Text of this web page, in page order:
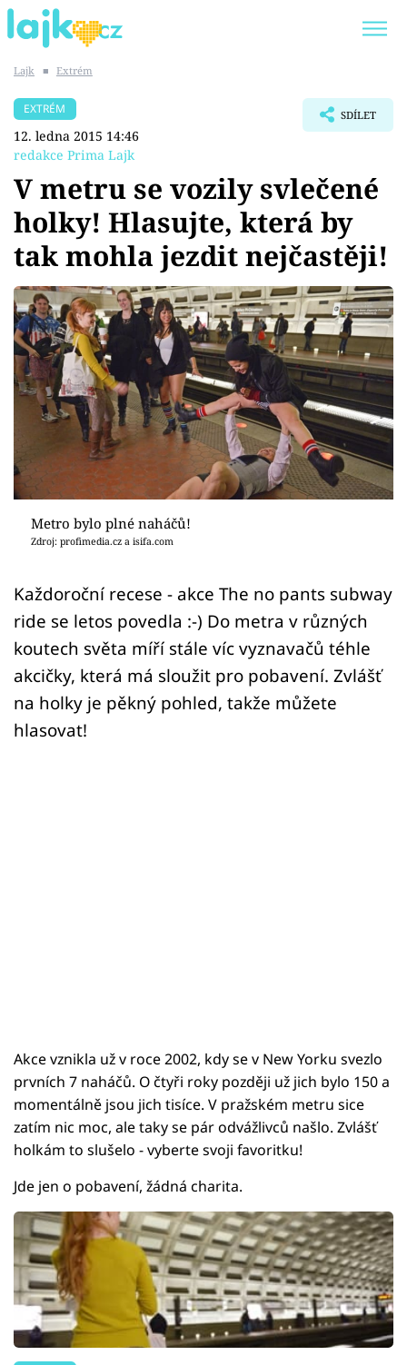
SHOPAHOLICADEL
Témata
Showbyznys
Youtubeři
Virály
Sex a vztahy
Videa
Sledujte prima+
Přihlášení
Sledujte nás
Lajk ■ Extrém
EXTRÉM
12. ledna 2015 14:46
redakce Prima Lajk
SDÍLET
V metru se vozily svlečené
holky! Hlasujte, která by
tak mohla jezdit nejčastěji!
Metro bylo plné naháčů!
Zdroj: profimedia.cz a isifa.com
Každoroční recese - akce The no pants subway
ride se letos povedla :-) Do metra v různých
koutech světa míří stále víc vyznavačů téhle
akcičky, která má sloužit pro pobavení. Zvlášť
na holky je pěkný pohled, takže můžete
hlasovat!
Akce vznikla už v roce 2002, kdy se v New Yorku svezlo
prvních 7 naháčů. O čtyři roky později už jich bylo 150 a
momentálně jsou jich tisíce. V pražském metru sice
zatím nic moc, ale taky se pár odvážlivců našlo. Zvlášť
holkám to slušelo - vyberte svoji favoritku!
Jde jen o pobavení, žádná charita.